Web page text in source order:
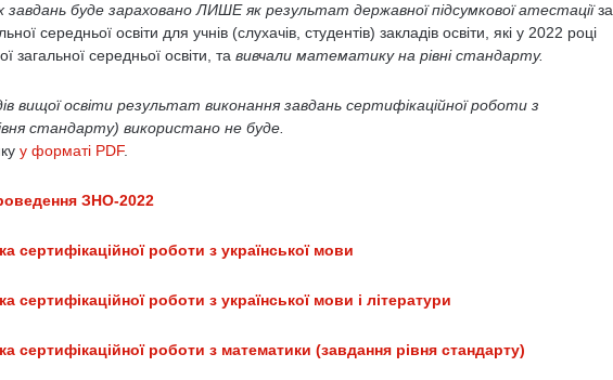
завдань буде зараховано ЛИШЕ як результат державної підсумкової атестаціїза
середньої освіти для учнів (слухачів, студентів) закладів освіти, які у 2022 році
загальної середньої освіти, та вивчали математику на рівні стандарту.
вищої освіти результат виконання завдань сертифікаційної роботи з
стандарту) використано не буде.
у форматі PDF.
ЗНО-2022
сертифікаційної роботи з української мови
сертифікаційної роботи з української мови і літератури
сертифікаційної роботи з математики (завдання рівня стандарту)